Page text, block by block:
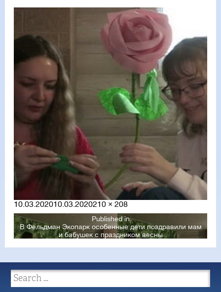
Posted
on
10.03.202010.03.2020Full
size
210 × 208
Published in
В Фельдман Экопарк особенные дети поздравили мам
и бабушек с праздником весны